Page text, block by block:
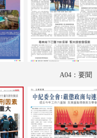
A04：要聞